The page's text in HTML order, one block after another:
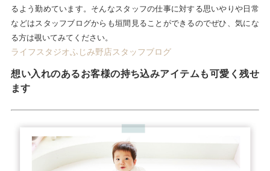
るよう勤めています。そんなスタッフの仕事に対する思いやりや日常
などはスタッフブログからも垣間見ることができるのでぜひ、気にな
る方は覗いてみてください。
ライフスタジオふじみ野店スタッフブログ
想い入れのあるお客様の持ち込みアイテムも可愛く残せ
ます